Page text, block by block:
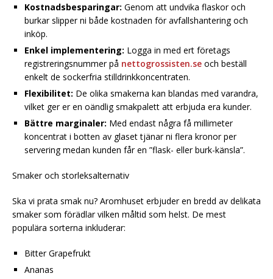
Kostnadsbesparingar: Genom att undvika flaskor och
burkar slipper ni både kostnaden för avfallshantering och
inköp.
Enkel implementering: Logga in med ert företags
registreringsnummer på nettogrossisten.se och beställ
enkelt de sockerfria stilldrinkkoncentraten.
Flexibilitet: De olika smakerna kan blandas med varandra,
vilket ger er en oändlig smakpalett att erbjuda era kunder.
Bättre marginaler: Med endast några få millimeter
koncentrat i botten av glaset tjänar ni flera kronor per
servering medan kunden får en ”flask- eller burk-känsla”.
Smaker och storleksalternativ
Ska vi prata smak nu? Aromhuset erbjuder en bredd av delikata
smaker som förädlar vilken måltid som helst. De mest
populära sorterna inkluderar:
Bitter Grapefrukt
Ananas